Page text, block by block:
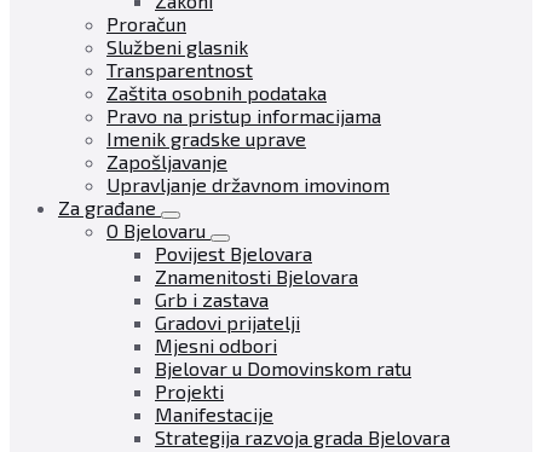
Proračun
Službeni glasnik
Transparentnost
Zaštita osobnih podataka
Pravo na pristup informacijama
Imenik gradske uprave
Zapošljavanje
Upravljanje državnom imovinom
Za građane
O Bjelovaru
Povijest Bjelovara
Znamenitosti Bjelovara
Grb i zastava
Gradovi prijatelji
Mjesni odbori
Bjelovar u Domovinskom ratu
Projekti
Manifestacije
Strategija razvoja grada Bjelovara